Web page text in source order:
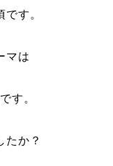
す。
マは
す。
たか？